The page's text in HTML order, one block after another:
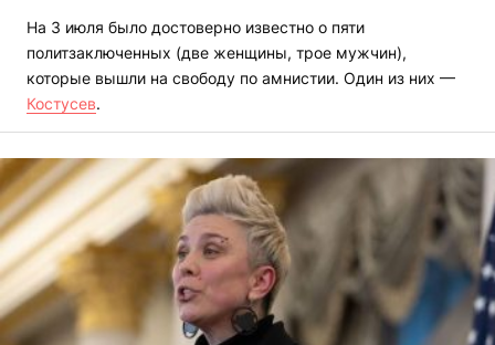
На 3 июля было достоверно известно о пяти
политзаключенных (две женщины, трое мужчин),
которые вышли на свободу по амнистии. Один из них —
Костусев.